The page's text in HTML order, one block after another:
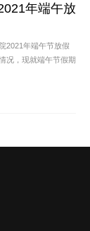
年端午放
2021年端午节放假
况，现就端午节假期
移动互联网
乎已经成为各大公司
会影响用户浏览网
一年多少钱
?常碰到有人会问